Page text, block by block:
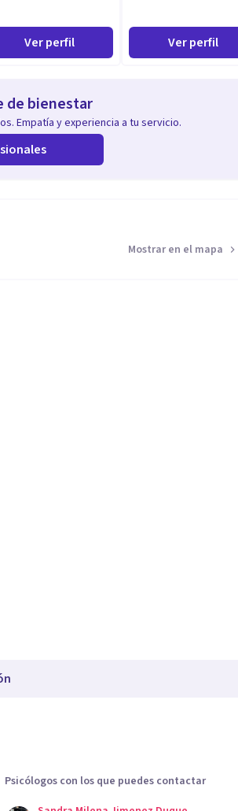
Ver perfil Ver perfil
de bienestar
Empatía y experiencia a tu servicio.
Mostrar en el mapa
Psicólogos con los que puedes contactar